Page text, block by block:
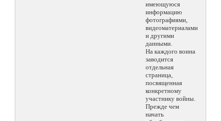
имеющуюся
информацию
фотографиями,
видеоматериалами
и другими
данными.
На каждого воина
заводится
отдельная
страница,
посвященная
конкретному
участнику войны.
Прежде чем
начать